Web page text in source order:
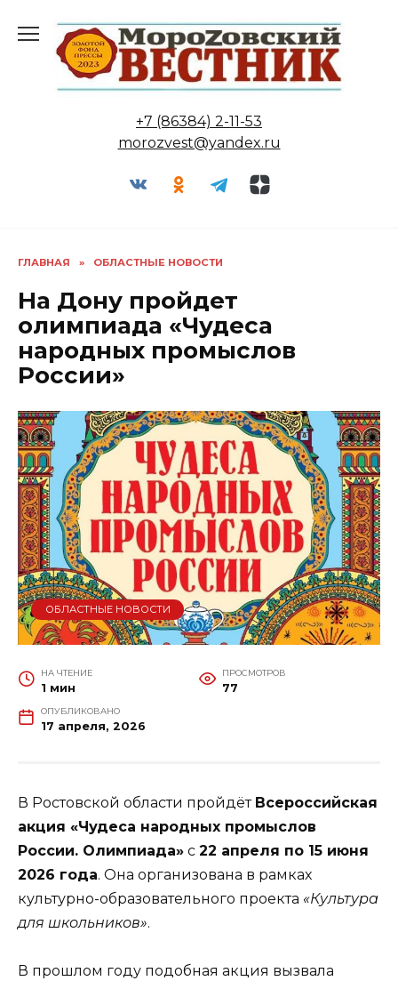
содержанию
+7 (86384) 2-11-53
morozvest@yandex.ru
ГЛАВНАЯ » ОБЛАСТНЫЕ НОВОСТИ
На Дону пройдет
олимпиада «Чудеса
народных промыслов
России»
ОБЛАСТНЫЕ НОВОСТИ
НА ЧТЕНИЕ
1 мин
ПРОСМОТРОВ
77
ОПУБЛИКОВАНО
17 апреля, 2026
В Ростовской области пройдёт Всероссийская
акция «Чудеса народных промыслов
России. Олимпиада» с 22 апреля по 15 июня
2026 года. Она организована в рамках
культурно-образовательного проекта «Культура
для школьников».
В прошлом году подобная акция вызвала